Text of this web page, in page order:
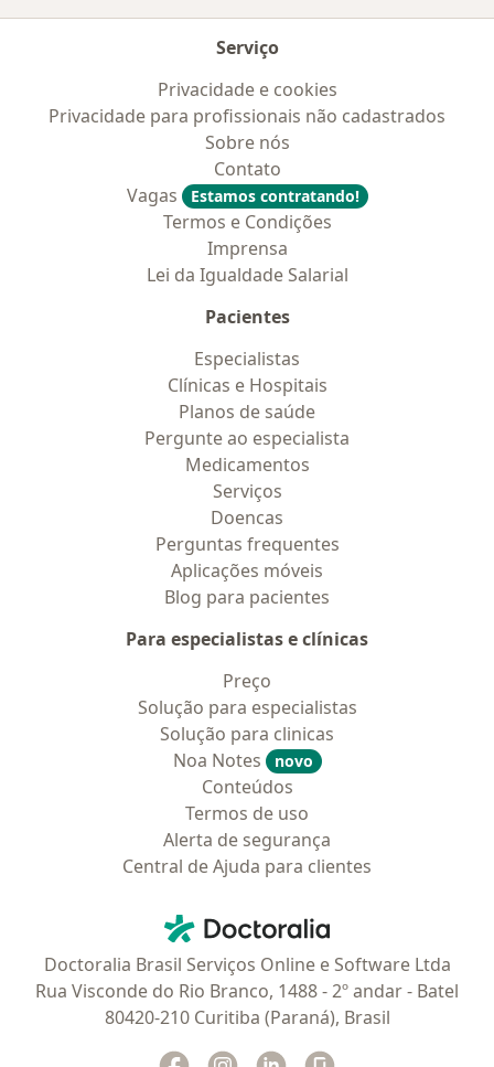
Serviço
Privacidade e cookies
Privacidade para profissionais não cadastrados
Sobre nós
Contato
Vagas
Estamos contratando!
Termos e Condições
Imprensa
Lei da Igualdade Salarial
Pacientes
Especialistas
Clínicas e Hospitais
Planos de saúde
Pergunte ao especialista
Medicamentos
Serviços
Doencas
Perguntas frequentes
Aplicações móveis
Blog para pacientes
Para especialistas e clínicas
Preço
Solução para especialistas
Solução para clinicas
Noa Notes
novo
Conteúdos
Termos de uso
Alerta de segurança
Central de Ajuda para clientes
Doctoralia - Homepage
Doctoralia Brasil Serviços Online e Software Ltda
Rua Visconde do Rio Branco, 1488 - 2º andar - Batel
80420-210 Curitiba (Paraná), Brasil
Facebook
abre num novo separador
Instagram
abre num novo separador
Linkedin
abre num novo